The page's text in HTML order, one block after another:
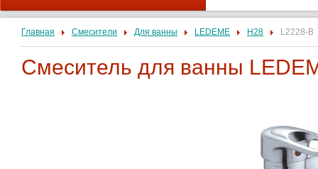
Главная Смесители Для ванны LEDEME H28 L2228-B
Смеситель для ванны